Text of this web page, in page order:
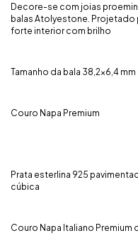
Decore-se com joias
balas Atolyestone. Projetado
forte interior com brilho
Tamanho da bala 38,2x6,4 mm
Couro Napa Premium
Prata esterlina 925
cúbica
Couro Napa Italiano Premium